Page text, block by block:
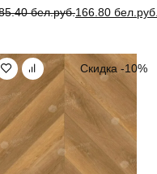
бел.руб.
бел.руб..
166.80
Скидка -10%